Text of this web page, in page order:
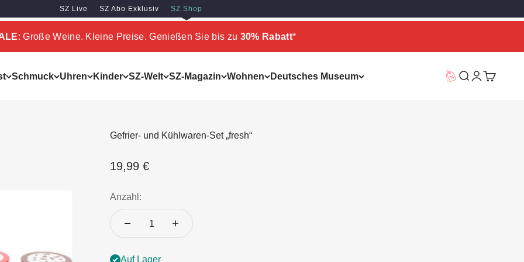
SZ Live SZ Abo Exklusiv SZ Shop
: Große Weine. Kleine Preise. Genießen Sie bis zu 30% Rabatt*
Schmuck Uhren Kinder SZ-Welt SZ-Magazin Wohnen Deutsches Museum Vorteilswelt
Suche
Gefrier- und Kühlwaren-Set „fresh“
Angebot
19,99 €
Anzahl:
Auf Lager